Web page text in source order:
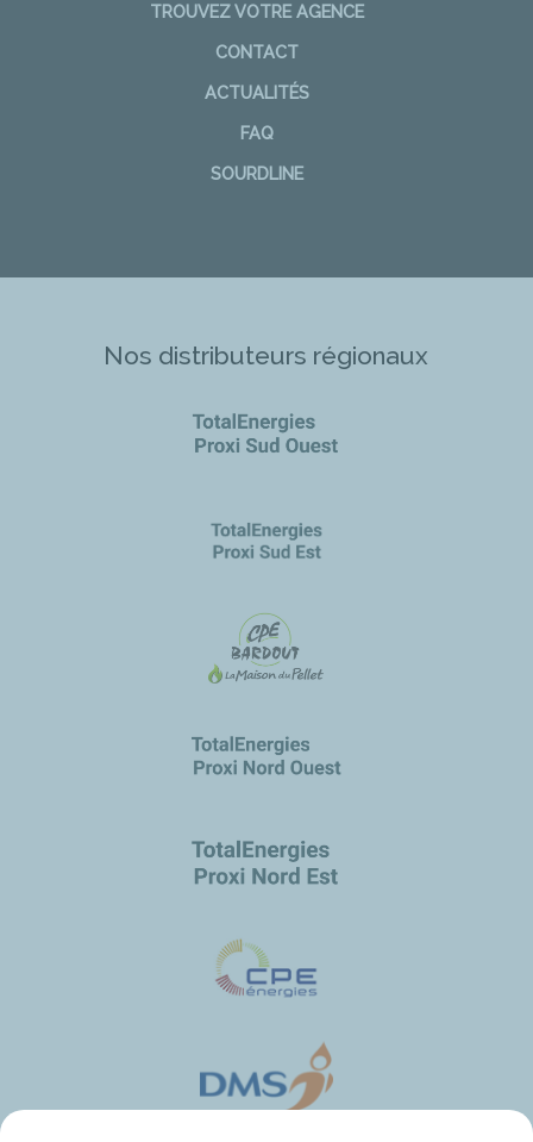
TROUVEZ VOTRE AGENCE
CONTACT
ACTUALITÉS
FAQ
SOURDLINE
Nos distributeurs régionaux